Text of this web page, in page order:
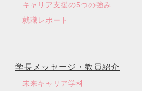
キャリア支援の5つの強み
就職レポート
学長メッセージ・教員紹介
未来キャリア学科